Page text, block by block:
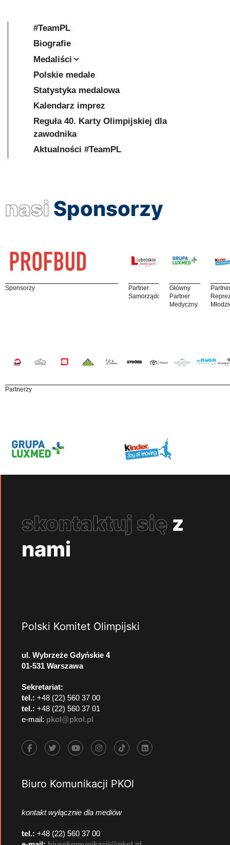
#TeamPL
Biografie
Medaliści
Polskie medale
Statystyka medalowa
Kalendarz imprez
Reguła 40. Karty Olimpijskiej dla
zawodnika
Aktualności #TeamPL
nasi Sponsorzy
Sponsorzy
Partner
Samorządowy
Główny
Partner
Medyczny
Partnerzy
skontaktuj się z
nami
Polski Komitet Olimpijski
ul. Wybrzeże Gdyńskie 4
01-531 Warszawa
Sekretariat:
tel.: +48 (22) 560 37 00
tel.: +48 (22) 560 37 01
e-mail: pkol@pkol.pl
Biuro Komunikacji PKOl
kontakt wyłącznie dla mediów
tel.: +48 (22) 560 37 00